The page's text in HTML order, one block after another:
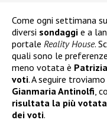
Come ogni settimana
diversi sondaggi e a
portale Reality House.
quali sono le
meno votata è
voti. A seguire troviamo
Gianmaria Antinolfi ,
risultata la più
dei voti.